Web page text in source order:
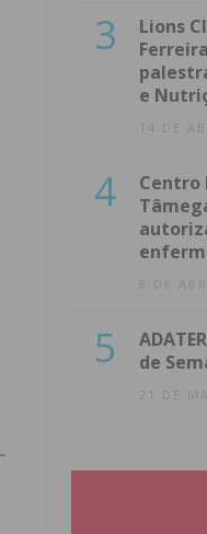
3
Lions
e
14 DE
4
Centro
8 DE
5
de
21 DE